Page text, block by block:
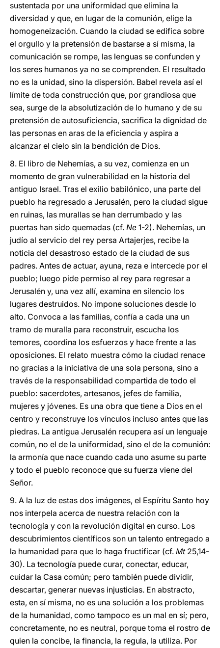
sustentada por una uniformidad que elimina la
diversidad y que, en lugar de la comunión, elige la
homogeneización. Cuando la ciudad se edifica sobre
el orgullo y la pretensión de bastarse a sí misma, la
comunicación se rompe, las lenguas se confunden y
los seres humanos ya no se comprenden. El resultado
no es la unidad, sino la dispersión. Babel revela así el
límite de toda construcción que, por grandiosa que
sea, surge de la absolutización de lo humano y de su
pretensión de autosuficiencia, sacrifica la dignidad de
las personas en aras de la eficiencia y aspira a
alcanzar el cielo sin la bendición de Dios.
8. El libro de Nehemías, a su vez, comienza en un
momento de gran vulnerabilidad en la historia del
antiguo Israel. Tras el exilio babilónico, una parte del
pueblo ha regresado a Jerusalén, pero la ciudad sigue
en ruinas, las murallas se han derrumbado y las
puertas han sido quemadas (cf. Ne 1-2). Nehemías, un
judío al servicio del rey persa Artajerjes, recibe la
noticia del desastroso estado de la ciudad de sus
padres. Antes de actuar, ayuna, reza e intercede por el
pueblo; luego pide permiso al rey para regresar a
Jerusalén y, una vez allí, examina en silencio los
lugares destruidos. No impone soluciones desde lo
alto. Convoca a las familias, confía a cada una un
tramo de muralla para reconstruir, escucha los
temores, coordina los esfuerzos y hace frente a las
oposiciones. El relato muestra cómo la ciudad renace
no gracias a la iniciativa de una sola persona, sino a
través de la responsabilidad compartida de todo el
pueblo: sacerdotes, artesanos, jefes de familia,
mujeres y jóvenes. Es una obra que tiene a Dios en el
centro y reconstruye los vínculos incluso antes que las
piedras. La antigua Jerusalén recupera así un lenguaje
común, no el de la uniformidad, sino el de la comunión:
la armonía que nace cuando cada uno asume su parte
y todo el pueblo reconoce que su fuerza viene del
Señor.
9. A la luz de estas dos imágenes, el Espíritu Santo hoy
nos interpela acerca de nuestra relación con la
tecnología y con la revolución digital en curso. Los
descubrimientos científicos son un talento entregado a
la humanidad para que lo haga fructificar (cf. Mt25,14-
30). La tecnología puede curar, conectar, educar,
cuidar la Casa común; pero también puede dividir,
descartar, generar nuevas injusticias. En abstracto,
esta, en sí misma, no es una solución a los problemas
de la humanidad, como tampoco es un mal en sí; pero,
concretamente, no es neutral, porque toma el rostro de
quien la concibe, la financia, la regula, la utiliza. Por